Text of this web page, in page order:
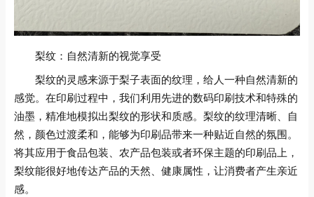
梨纹：自然清新的视觉享受
梨纹的灵感来源于梨子表面的纹理，给人一种自然清新的
感觉。在印刷过程中，我们利用先进的数码印刷技术和特殊的
油墨，精准地模拟出梨纹的形状和质感。梨纹的纹理清晰、自
然，颜色过渡柔和，能够为印刷品带来一种贴近自然的氛围。
将其应用于食品包装、农产品包装或者环保主题的印刷品上，
梨纹能很好地传达产品的天然、健康属性，让消费者产生亲近
感。